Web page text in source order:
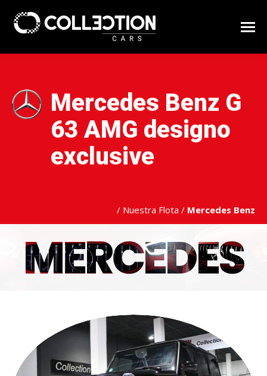
Mercedes Benz G
63 AMG designo
exclusive
/ Nuestra Flota / Mercedes Benz
MERCEDES